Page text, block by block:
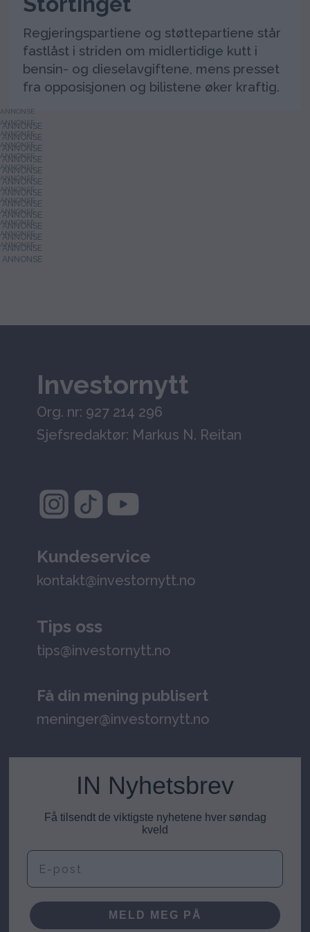
Regjeringspartiene og støttepartiene står
fastlåst i striden om midlertidige kutt i
bensin- og dieselavgiftene, mens presset
fra opposisjonen og bilistene øker kraftig.
ANNONSE
ANNONSE
ANNONSE
ANNONSE
ANNONSE
ANNONSE
ANNONSE
ANNONSE
ANNONSE
ANNONSE
ANNONSE
ANNONSE
ANNONSE
Investornytt
Org. nr: 927 214 296
Sjefsredaktør: Markus N. Reitan
Kundeservice
kontakt@investornytt.no
Tips oss
tips@investornytt.no
Få din mening publisert
meninger@investornytt.no
IN Nyhetsbrev
Få tilsendt de viktigste nyhetene hver søndag
kveld
E-post
MELD MEG PÅ